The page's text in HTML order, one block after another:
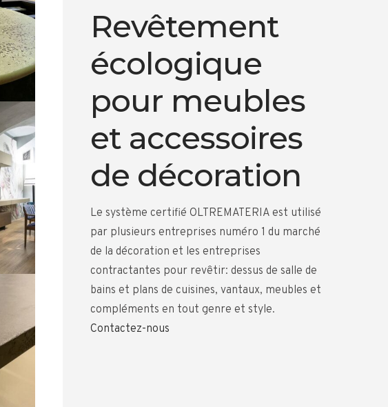
Revêtement
écologique
pour meubles
et accessoires
de décoration
Le système certifié OLTREMATERIA est utilisé
par plusieurs entreprises numéro 1 du marché
de la décoration et les entreprises
contractantes pour revêtir: dessus de salle de
bains et plans de cuisines, vantaux, meubles et
compléments en tout genre et style.
Contactez-nous